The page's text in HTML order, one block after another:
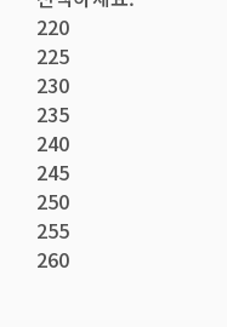
220
225
230
235
240
245
250
255
260